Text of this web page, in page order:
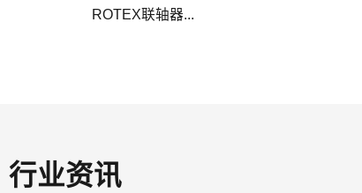
ROTEX联轴器...
行业资讯